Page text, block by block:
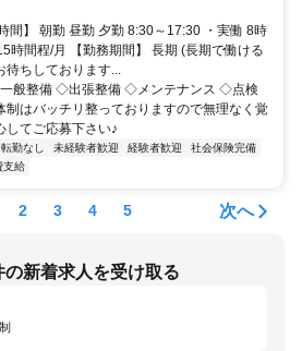
間】 朝勤 昼勤 夕勤 8:30～17:30 ・実働 8時
時間程/月 【勤務期間】 長期 (長期で働ける
ちしております...
般整備 ◇出張整備 ◇メンテナンス ◇点検
はバッチリ整っておりますので無理なく覚
してご応募下さい♪
転勤なし 未経験者歓迎 経験者歓迎
社会保険完備
支給
2 3 4 5 次へ
の新着求人を受け取る